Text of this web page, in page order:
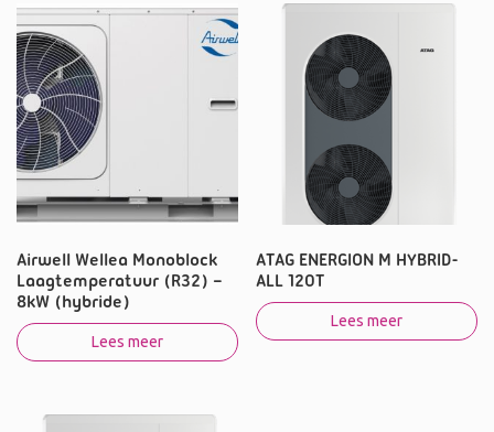
Airwell Wellea Monoblock
Laagtemperatuur (R32) –
8kW (hybride)
Lees meer
ATAG ENERGION M HYBRID-
ALL 120T
Lees meer